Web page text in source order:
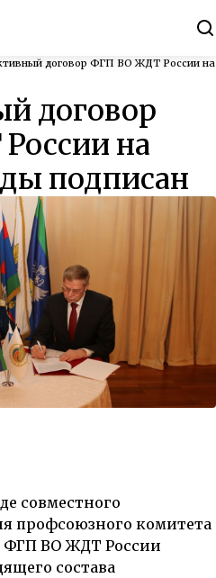
договор ФГП ВО ЖДТ России на
договор
на
подписан
совместного
профсоюзного комитета
ВО ЖДТ России
состава